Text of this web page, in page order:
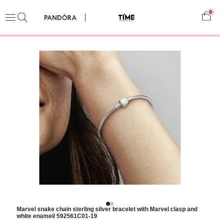
0
Marvel snake chain sterling silver bracelet with Marvel clasp and
white enamel/ 592561C01-19